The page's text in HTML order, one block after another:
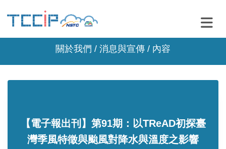
關於我們 / 消息與宣傳 / 內容
【電子報出刊】第91期：以TReAD初探臺
灣季風特徵與颱風對降水與溫度之影響